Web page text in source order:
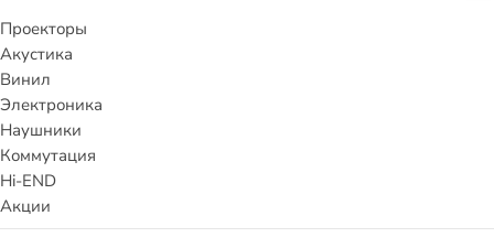
Проекторы
Акустика
Винил
Электроника
Наушники
Коммутация
Hi-END
Акции